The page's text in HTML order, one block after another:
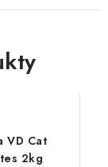
VD Cat
2kg